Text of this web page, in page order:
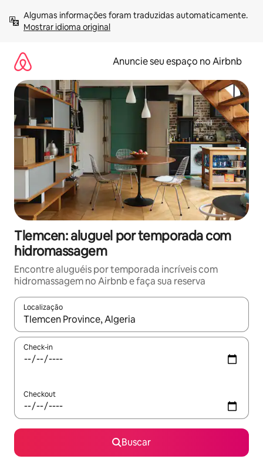
para
Mostrar idioma original
Anuncie seu espaço no Airbnb
Tlemcen: aluguel por temporada com
hidromassagem
Encontre aluguéis por temporada incríveis com
hidromassagem no Airbnb e faça sua reserva
Localização
Quando os resultados estiverem disponíveis, explore-os
Check-in
Checkout
Buscar